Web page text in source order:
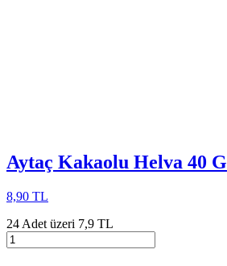
Aytaç Kakaolu Helva 40 G
8,90 TL
24 Adet üzeri 7,9 TL